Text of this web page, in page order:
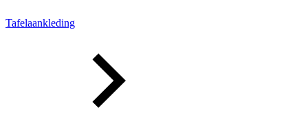
Tafelaankleding